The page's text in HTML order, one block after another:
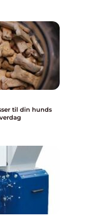
til din hunds